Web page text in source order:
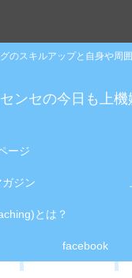
のスキルアップと自身や周
ンセの今日も上
ージ
ガジン
とは？
facebook